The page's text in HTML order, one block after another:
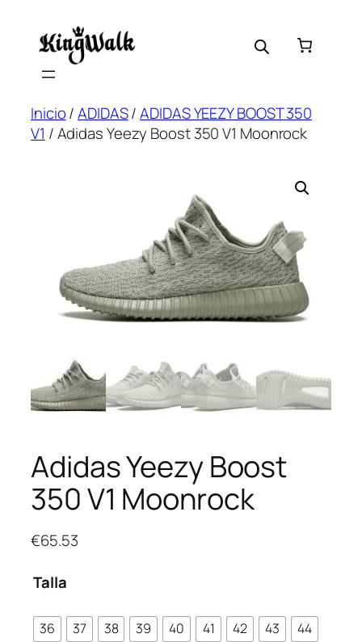
contenido
Inicio/ADIDAS/ADIDAS YEEZY BOOST 350
V1 / Adidas Yeezy Boost 350 V1 Moonrock
Adidas Yeezy Boost
350 V1 Moonrock
€65.53
Talla
36 37 38 39 40 41 42 43
44